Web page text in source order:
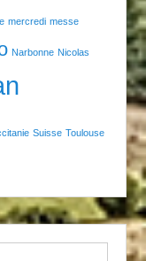
mercredi messe
Narbonne Nicolas
Suisse Toulouse